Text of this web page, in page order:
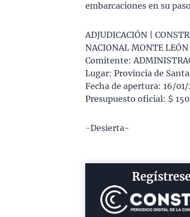
embarcaciones en su
ADJUDICACIÓN |
NACIONAL MONTE LEÓN
Comitente:
Lugar: Provincia de
Fecha de apertura: 16/
Presupuesto oficial: $
-Desierta-